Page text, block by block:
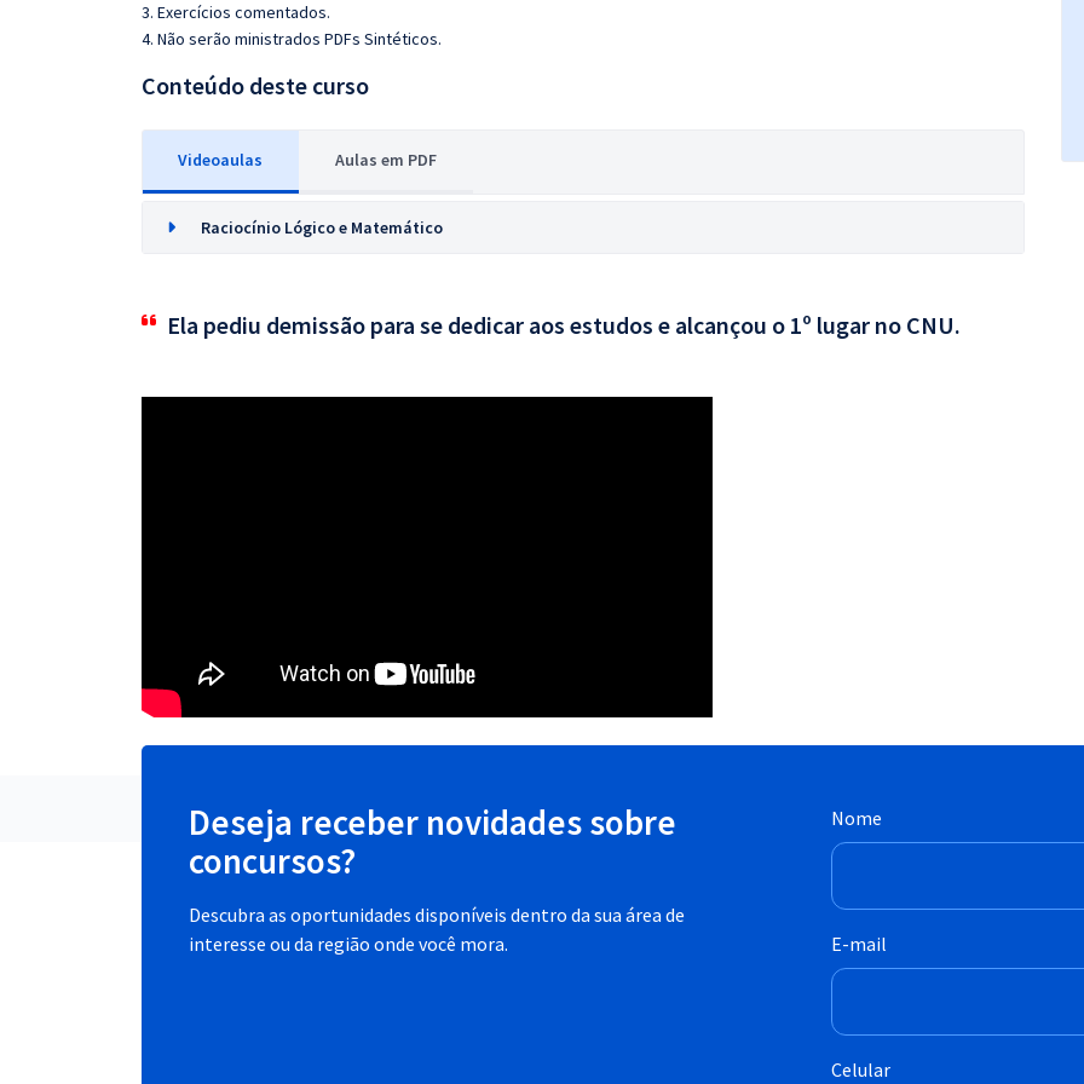
3. Exercícios comentados.
4. Não serão ministrados PDFs Sintéticos.
Conteúdo deste curso
Videoaulas Aulas em PDF
Raciocínio Lógico e Matemático
Ela pediu demissão para se dedicar aos estudos e alcançou o 1º lugar no CNU.
Deseja receber novidades sobre
concursos?
Descubra as oportunidades disponíveis dentro da sua área de
interesse ou da região onde você mora.
Nome
E-mail
Celular